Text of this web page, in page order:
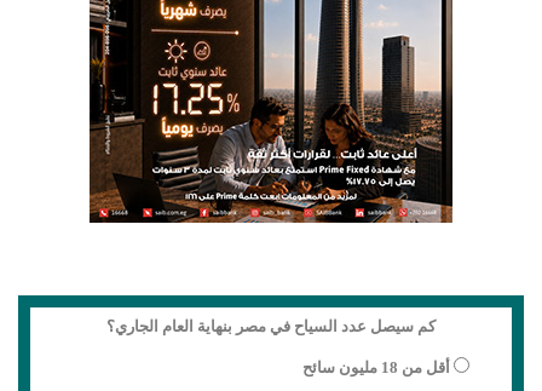
كم سيصل عدد السياح في مصر بنهاية العام الجاري؟
أقل من 18 مليون سائح